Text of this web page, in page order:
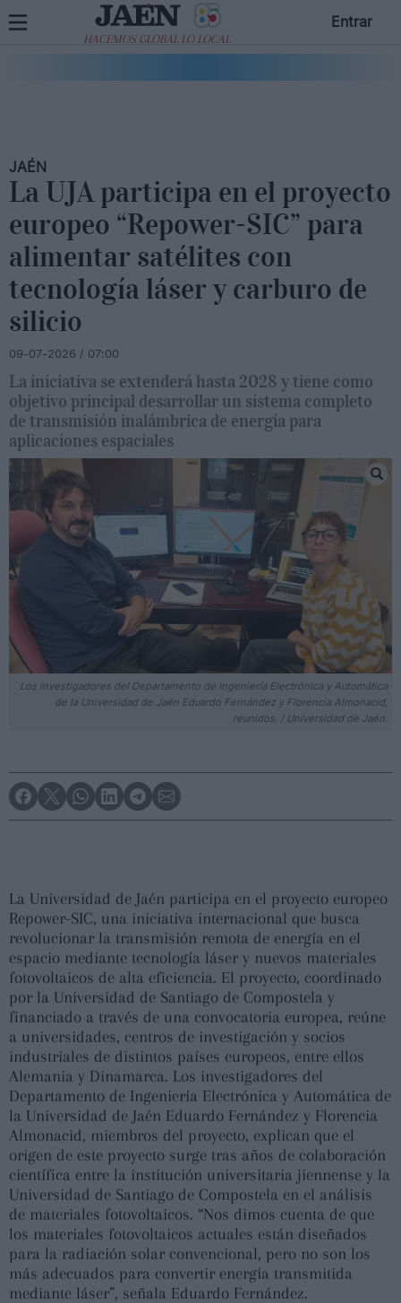
HACEMOS GLOBAL LO LOCAL
Entrar
JAÉN
La UJA participa en el proyecto
europeo “Repower-SIC” para
alimentar satélites con
tecnología láser y carburo de
silicio
09-07-2026 / 07:00
La iniciativa se extenderá hasta 2028 y tiene como
objetivo principal desarrollar un sistema completo
de transmisión inalámbrica de energía para
aplicaciones espaciales
Los investigadores del Departamento de Ingeniería Electrónica y Automática
de la Universidad de Jaén Eduardo Fernández y Florencia Almonacid,
reunidos. / Universidad de Jaén.
La Universidad de Jaén participa en el proyecto europeo
Repower-SIC, una iniciativa internacional que busca
revolucionar la transmisión remota de energía en el
espacio mediante tecnología láser y nuevos materiales
fotovoltaicos de alta eficiencia. El proyecto, coordinado
por la Universidad de Santiago de Compostela y
financiado a través de una convocatoria europea, reúne
a universidades, centros de investigación y socios
industriales de distintos países europeos, entre ellos
Alemania y Dinamarca. Los investigadores del
Departamento de Ingeniería Electrónica y Automática de
la Universidad de Jaén Eduardo Fernández y Florencia
Almonacid, miembros del proyecto, explican que el
origen de este proyecto surge tras años de colaboración
científica entre la institución universitaria jiennense y la
Universidad de Santiago de Compostela en el análisis
de materiales fotovoltaicos. “Nos dimos cuenta de que
los materiales fotovoltaicos actuales están diseñados
para la radiación solar convencional, pero no son los
más adecuados para convertir energía transmitida
mediante láser”, señala Eduardo Fernández.